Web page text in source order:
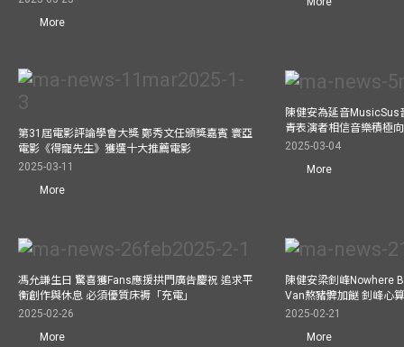
More
第31屆電影評論學會大獎 鄭秀文任頒獎嘉賓 寰亞
電影《得寵先生》獲選十大推薦電影
2025-03-11
More
陳健安為延音MusicSus
青表演者相信音樂積極
2025-03-04
More
馮允謙生日 驚喜獲Fans應援拱門廣告慶祝 追求平
衡創作與休息 必須優質床褥「充電」
2025-02-26
More
陳健安梁釗峰Nowhere
Van熬豬髀加餸 釗峰心
2025-02-21
More